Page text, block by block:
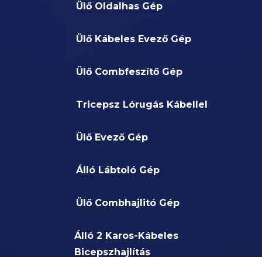
Ülő Oldalhas Gép
Ülő Kábeles Evező Gép
Ülő Combfeszítő Gép
Tricepsz Lórugás Kábellel
Ülő Evező Gép
Álló Lábtoló Gép
Ülő Combhajlitó Gép
Álló 2 Karos-Kábeles
Bicepszhajlítás